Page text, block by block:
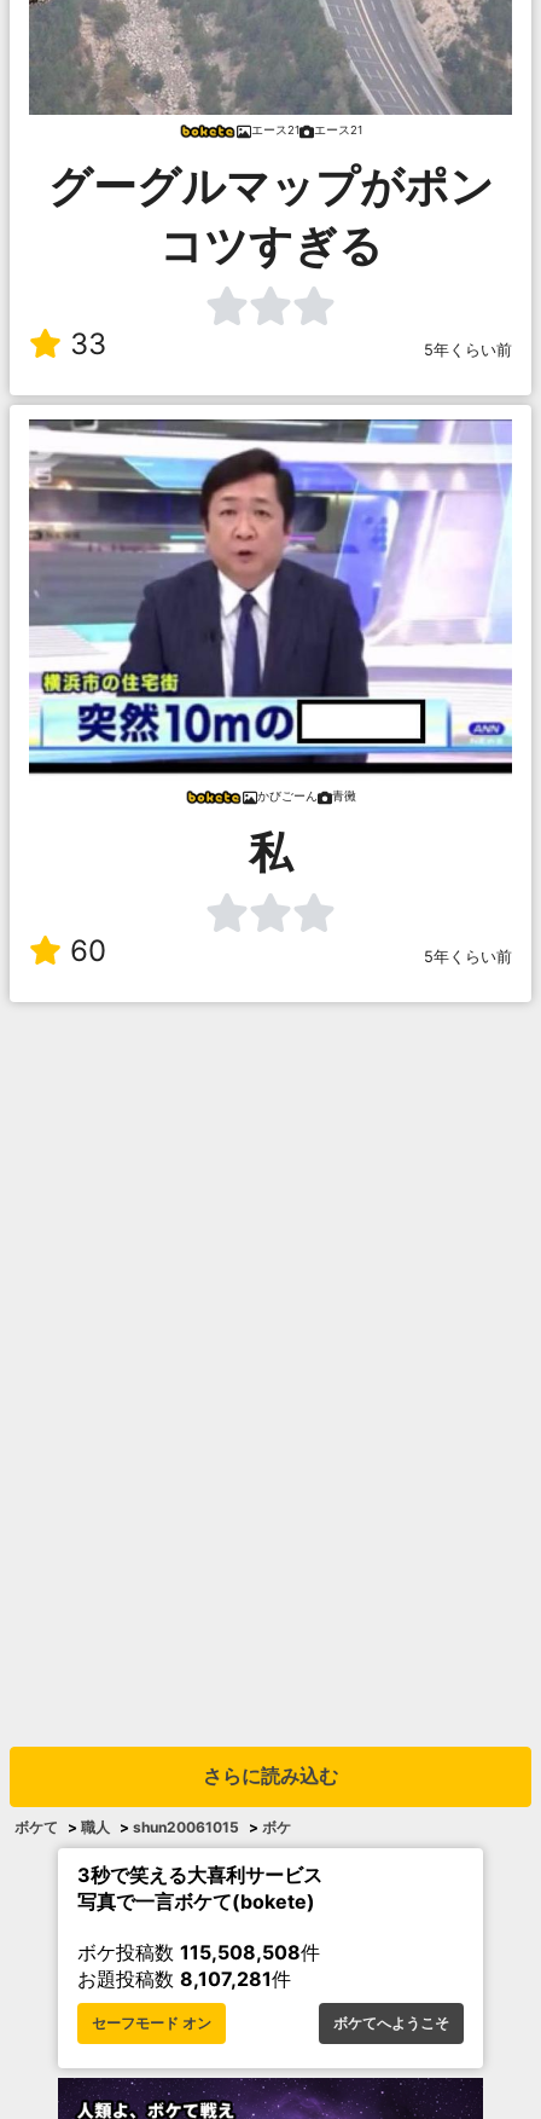
エース21 エース21
グーグルマップがポン
コツすぎる
33 5年くらい前
かびごーん 青黴
私
60 5年くらい前
さらに読み込む
ボケて > 職人 > shun20061015 > ボケ
3秒で笑える大喜利サービス
写真で一言ボケて(bokete)
ボケ投稿数 115,508,508件
お題投稿数 8,107,281件
セーフモード オン ボケてへようこそ